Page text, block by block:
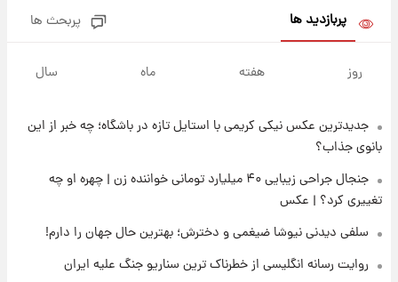
دل صحرا + عکس
۱۶ ساعت پیش
خبر انتصاب جدید محسن رضایی حذف شد +
جزئیات
پربازدید ها پربحث ها
روز هفته ماه سال
جدیدترین عکس نیکی کریمی با استایل تازه در باشگاه؛ چه خبر از این
بانوی جذاب؟
جنجال جراحی زیبایی ۴۰ میلیارد تومانی خواننده زن | چهره او چه
تغییری کرد؟ | عکس
سلفی دیدنی نیوشا ضیغمی و دخترش؛ بهترین حال جهان را دارم!
روایت رسانه انگلیسی از خطرناک ترین سناریو جنگ علیه ایران